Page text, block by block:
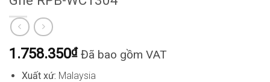
1.758.350₫ Đã bao gồm VAT
Xuất xứ: Malaysia